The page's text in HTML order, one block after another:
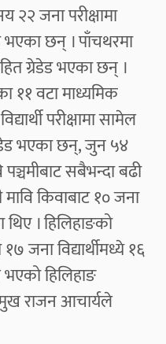
२२ जना परीक्षामा
छन् । पाँचथरमा
ग्रेडेड भएका छन् ।
११ वटा माध्यमिक
परीक्षामा सामेल
भएका छन्, जुन ५४
पञ्चमीबाट सबैभन्दा बढी
किवाबाट १० जना
थिए । हिलिहाङको
जना विद्यार्थीमध्ये १६
हिलिहाङ
राजन आचार्यले